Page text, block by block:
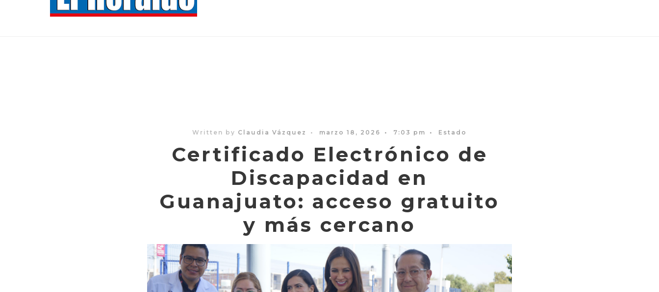
Written by Claudia Vázquez • marzo 18, 2026 • 7:03 pm • Estado
Certificado Electrónico de
Discapacidad en
Guanajuato: acceso gratuito
y más cercano